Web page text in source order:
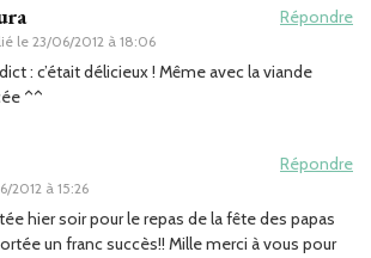
le23/06/2012 à 18:06
Répondre
: c’était délicieux ! Même avec la viande
^^
2012 à 15:26
Répondre
hier soir pour le repas de la fête des papas
un franc succès!! Mille merci à vous pour